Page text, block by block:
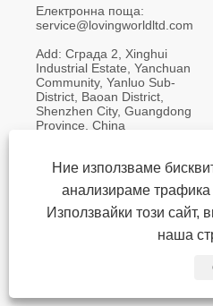
Електронна поща:
service@lovingworldltd.com
Add: Сграда 2, Xinghui
Industrial Estate, Yanchuan
Community, Yanluo Sub-
District, Baoan District,
Shenzhen City, Guangdong
Province, China
Ние използваме
анализираме
Използвайки този сайт,
наша